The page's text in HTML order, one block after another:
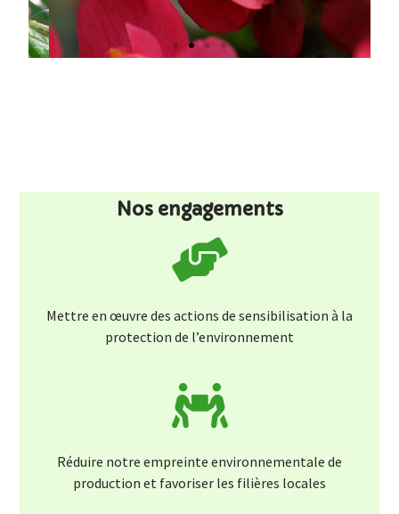
Nos engagements
Mettre en œuvre des actions de sensibilisation à la
protection de l’environnement
Réduire notre empreinte environnementale de
production et favoriser les filières locales